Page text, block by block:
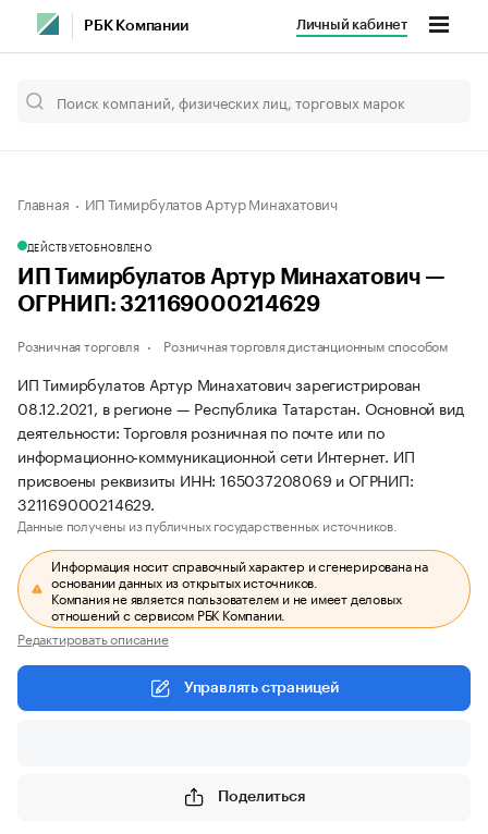
РБК Компании Личный кабинет
Главная ИП Тимирбулатов Артур Минахатович
ДЕЙСТВУЕТОБНОВЛЕНО
ИП Тимирбулатов Артур Минахатович —
ОГРНИП: 321169000214629
Розничная торговля Розничная торговля дистанционным способом
ИП Тимирбулатов Артур Минахатович зарегистрирован
08.12.2021, в регионе — Республика Татарстан. Основной вид
деятельности: Торговля розничная по почте или по
информационно-коммуникационной сети Интернет. ИП
присвоены реквизиты ИНН: 165037208069 и ОГРНИП:
321169000214629.
Данные получены из публичных государственных источников.
Информация носит справочный характер и сгенерирована на
основании данных из открытых источников.
Компания не является пользователем и не имеет деловых
отношений с сервисом РБК Компании.
Редактировать описание
Управлять страницей
Поделиться